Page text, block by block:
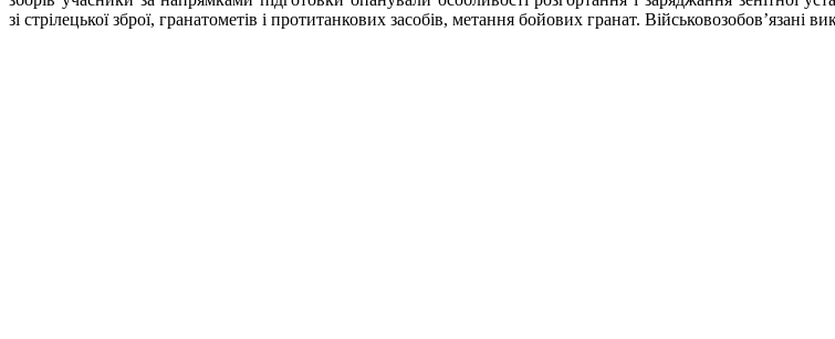
зі стрілецької зброї, гранатометів і протитанкових засобів, метання бойових гранат. Військовозобов’язані